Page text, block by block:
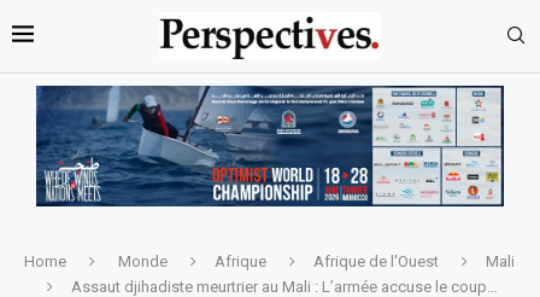
Home Monde Afrique Afrique de l'Ouest
Mali
Assaut djihadiste meurtrier au Mali : L’armée accuse le coup…